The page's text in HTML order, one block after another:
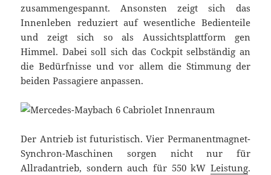
zusammengespannt. Ansonsten zeigt sich das
Innenleben reduziert auf wesentliche Bedienteile
und zeigt sich so als Aussichtsplattform gen
Himmel. Dabei soll sich das Cockpit selbständig an
die Bedürfnisse und vor allem die Stimmung der
beiden Passagiere anpassen.
Der Antrieb ist futuristisch. Vier Permanentmagnet-
Synchron-Maschinen sorgen nicht nur für
Allradantrieb, sondern auch für 550 kW Leistung.